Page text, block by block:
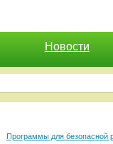
Новости
Программы для безопасной